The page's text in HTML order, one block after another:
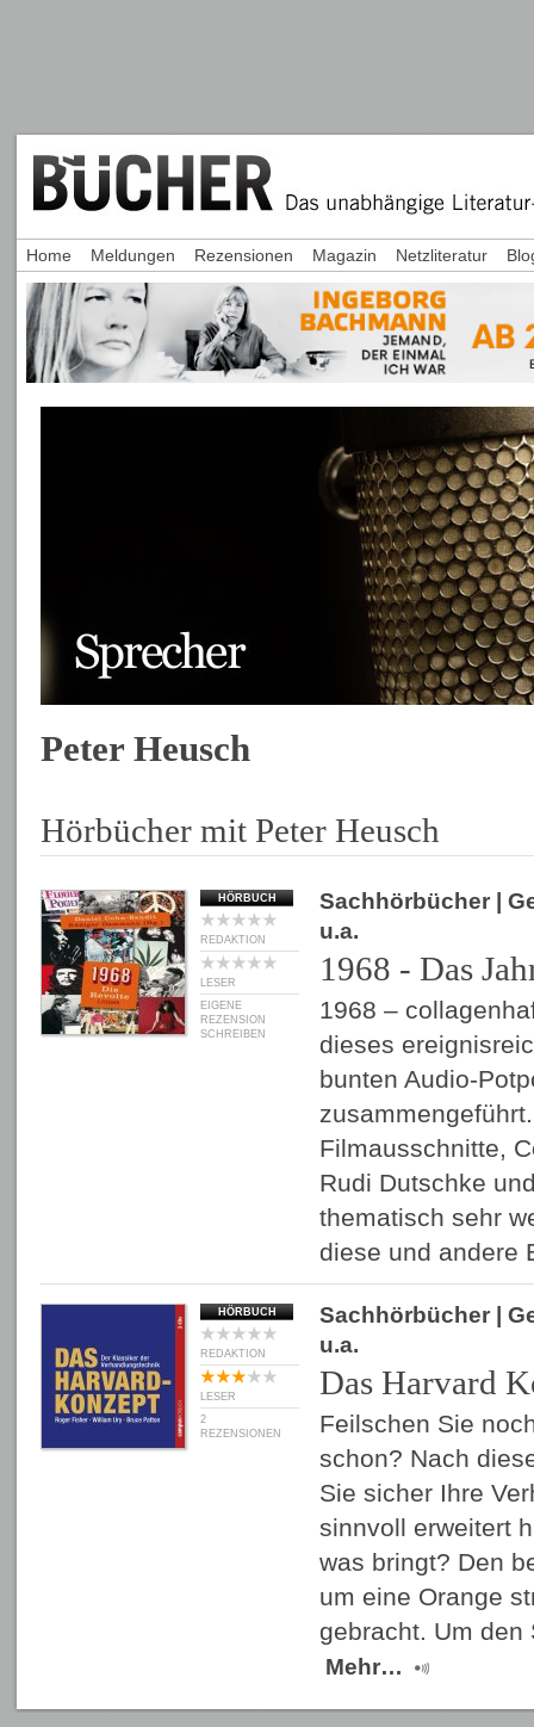
Peter Heusch
Hörbücher mit Peter Heusch
HÖRBUCH
REDAKTION
LESER
EIGENE
REZENSION
SCHREIBEN
Sachhörbücher |
u.a.
1968 - Das
1968 –
dieses
bunten Audio-
Filmausschnitte,
Rudi Dutschke
thematisch sehr
diese und
HÖRBUCH
REDAKTION
LESER
2
REZENSIONEN
Sachhörbücher |
u.a.
Das Harvard
Feilschen Sie
schon? Nach
Sie sicher Ihre
sinnvoll erweitert
was bringt? Den
um eine Orange
gebracht. Um
Mehr…
Home Meldungen Rezensionen Magazin Netzliteratur